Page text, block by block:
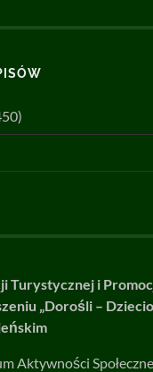
Turystycznej i
„Dorośli –
Aktywności